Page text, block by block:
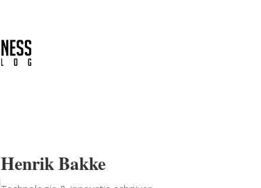
Henrik Bakke